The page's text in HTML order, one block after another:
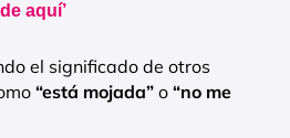
aquí’
el significado de otros
“está mojada” o “no me